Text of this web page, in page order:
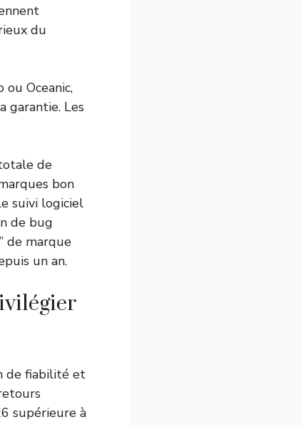
du
Oceanic,
garantie. Les
de
bon
suivi logiciel
de bug
de marque
un an.
de fiabilité et
supérieure à